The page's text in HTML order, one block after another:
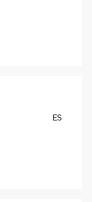
ES